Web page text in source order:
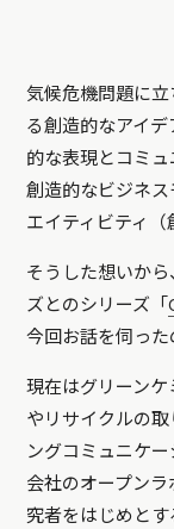
気候危機問題に
る創造的なアイ
的な表現とコミ
創造的なビジネ
エイティビティ（
そうした想いか
ズとのシリーズ「
今回お話を伺った
現在はグリーン
やリサイクルの
ングコミュニケ
会社のオープン
究者をはじめと